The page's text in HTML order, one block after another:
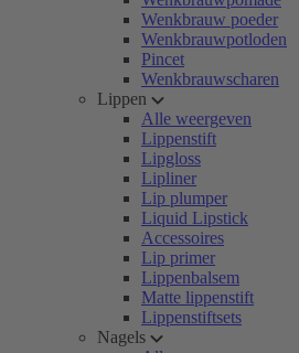
Wenkbrauw poeder
Wenkbrauwpotloden
Pincet
Wenkbrauwscharen
Lippen
Alle weergeven
Lippenstift
Lipgloss
Lipliner
Lip plumper
Liquid Lipstick
Accessoires
Lip primer
Lippenbalsem
Matte lippenstift
Lippenstiftsets
Nagels